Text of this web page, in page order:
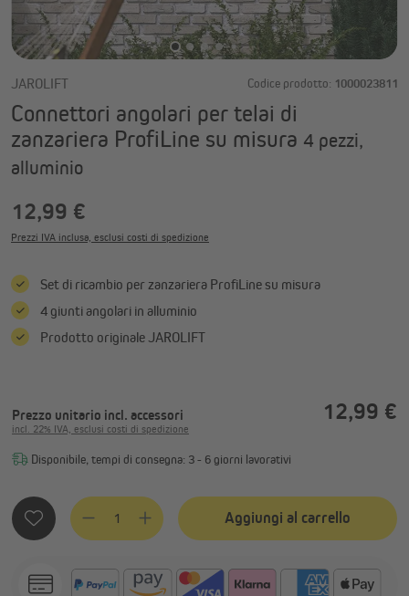
JAROLIFT Codice prodotto: 1000023811
Connettori angolari per telai di
zanzariera ProfiLine su misura 4 pezzi,
alluminio
12,99 €
Prezzi IVA inclusa, esclusi costi di spedizione
Set di ricambio per zanzariera ProfiLine su misura
4 giunti angolari in alluminio
Prodotto originale JAROLIFT
Prezzo unitario incl. accessori 12,99 €
incl. 22% IVA, esclusi costi di spedizione
Disponibile, tempi di consegna: 3 - 6 giorni lavorativi
Quantità del prodotto: inserisci la quantità desiderata o
Aggiungi al carrello